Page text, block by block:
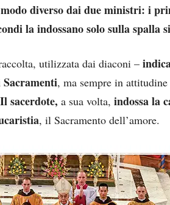
diverso dai due ministri: i
la indossano solo sulla spalla
utilizzata dai diaconi –
Sacramenti, ma sempre in
Il sacerdote, a sua volta, indossa la
, il Sacramento dell’amore.